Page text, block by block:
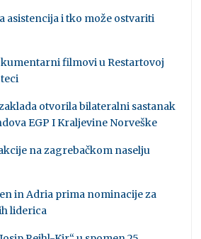
asistencija i tko može ostvariti
filmovi u Restartovoj
otvorila bilateralni sastanak
EGP I Kraljevine Norveške
na zagrebačkom naselju
in Adria prima nominacije za
liderica